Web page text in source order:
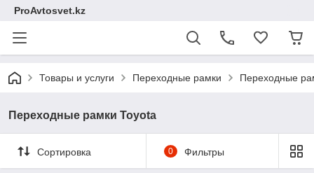
ProAvtosvet.kz
Товары и услуги Переходные рамки Переходные
Переходные рамки Toyota
Сортировка 0 Фильтры